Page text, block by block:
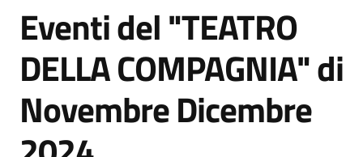
Amministrazione
Menu selezionato
Servizi
Salta al contenuto
Eventi del "TEATRO
DELLA COMPAGNIA" di
Novembre Dicembre